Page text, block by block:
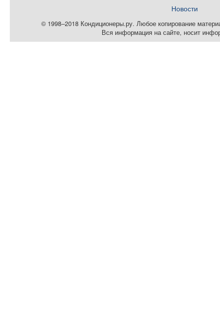
Новости
© 1998–2018 Кондиционеры.ру. Любое копирование
Вся информация на сайте, носит